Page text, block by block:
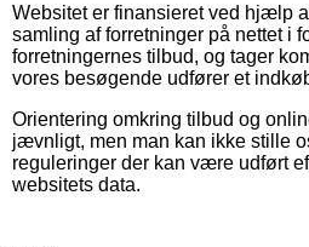
Websitet er finansieret ved hjælp
samling af forretninger på nettet i
forretningernes tilbud, og tager
vores besøgende udfører et
Orientering omkring tilbud og
jævnligt, men man kan ikke stille
reguleringer der kan være udført
websitets data.